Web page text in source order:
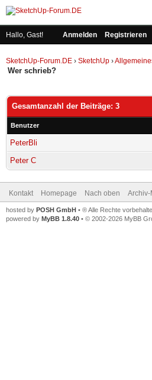
Hallo, Gast! Anmelden Registrieren
SketchUp-Forum.DE › SketchUp ›
Wer schrieb?
Gesamtanzahl der Beiträge: 3
Benutzer
PeterBli
Peter C
Kontakt Homepage Nach oben Archiv-
hosted by POSH GmbH • ® Alle Rechte
powered by MyBB 1.8.40 • © 2002-2026 MyBB